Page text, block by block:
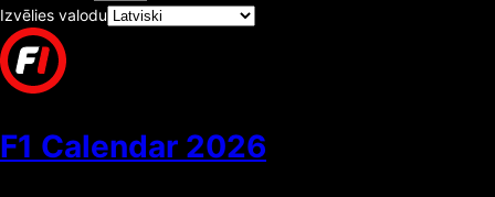
Izvēlies valodu
F1 Calendar 2026